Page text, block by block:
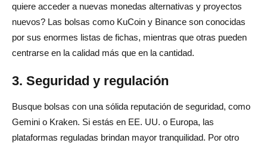
quiere acceder a nuevas monedas alternativas y proyectos
nuevos? Las bolsas como KuCoin y Binance son conocidas
por sus enormes listas de fichas, mientras que otras pueden
centrarse en la calidad más que en la cantidad.
3. Seguridad y regulación
Busque bolsas con una sólida reputación de seguridad, como
Gemini o Kraken. Si estás en EE. UU. o Europa, las
plataformas reguladas brindan mayor tranquilidad. Por otro